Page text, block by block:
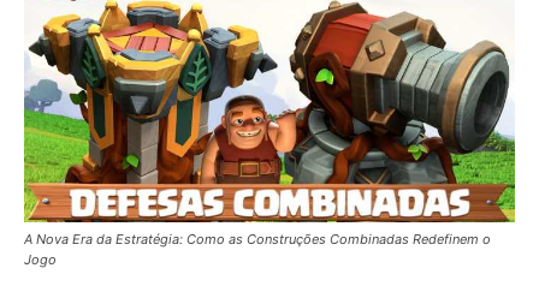
A Nova Era da Estratégia: Como as Construções Combinadas Redefinem o
Jogo